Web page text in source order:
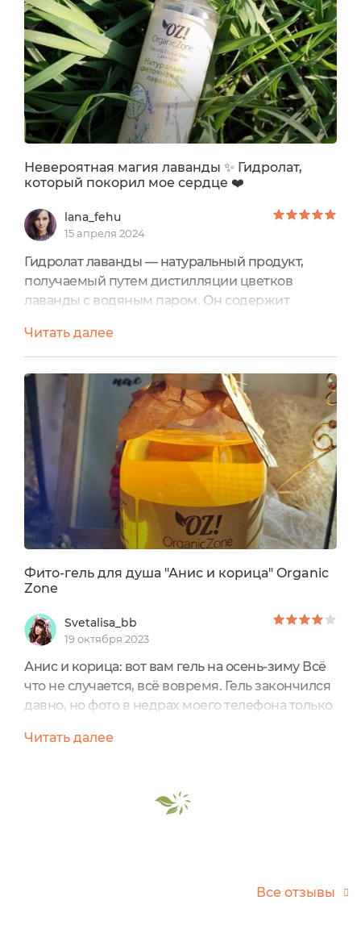
заканчиваю Тоник для жирной и проблемной
кожи Мятный чай...
Невероятная магия лаванды ✨ Гидролат,
который покорил мое сердце ❤️
lana_fehu
15 апреля 2024
Гидролат лаванды — натуральный продукт,
получаемый путем дистилляции цветков
лаванды с водяным паром. Он содержит
эфирные масла и другие биоактивные
вещества. Гидролат лаванды известен своими
многочисленными преимуществами для кожи,
волос и общего самочувствия. Недавно мне
довелось познакомиться с гидролатом лаванды
от бренда OrganicZone. Спешу поделиться
своими...
Читать далее
Фито-гель для душа "Анис и корица" Organic
Zone
Svetalisa_bb
19 октября 2023
Анис и корица: вот вам гель на осень-зиму Всё
что не случается, всё вовремя. Гель закончился
давно, но фото в недрах моего телефона только
потеряла). Всего-то год прошёл Да и
сочетание.Итак, герой отзыва: фито гель для
Читать далее
Все отзывы